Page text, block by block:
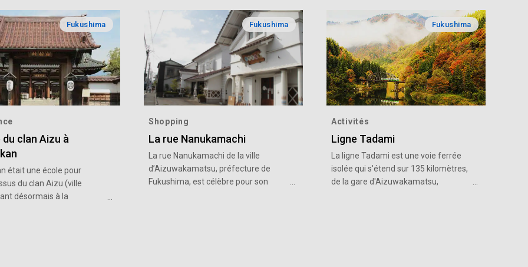
Fukushima
clan Aizu à
était une école pour
du clan Aizu (ville
désormais à la
Fukushima
Shopping
La rue Nanukamachi
La rue Nanukamachi de la ville
d’Aizuwakamatsu, préfecture de
Fukushima, est célèbre pour son
Fukushima
Activités
Ligne Tadami
La ligne Tadami est une voie ferrée
isolée qui s'étend sur 135 kilomètres,
de la gare d'Aizuwakamatsu,